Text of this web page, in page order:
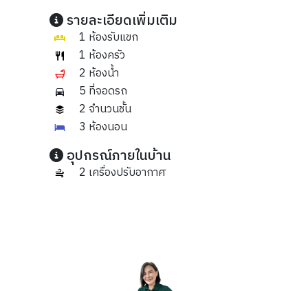
รายละเอียดเพิ่มเติม
1 ห้องรับแขก
1 ห้องครัว
2 ห้องน้ำ
5 ที่จอดรถ
2 จำนวนชั้น
3 ห้องนอน
อุปกรณ์ภายในบ้าน
2 เครื่องปรับอากาศ